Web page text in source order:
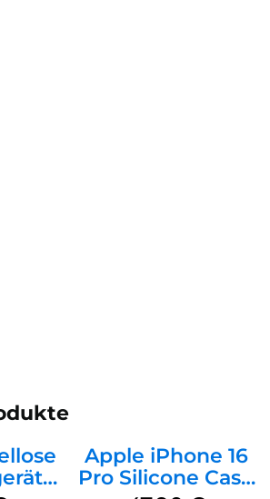
Apple iPhone 16
Pro Silicone Case